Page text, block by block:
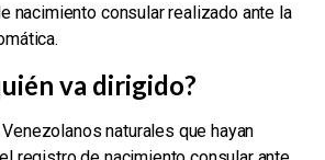
nacimiento consular realizado ante la
va dirigido?
naturales que hayan